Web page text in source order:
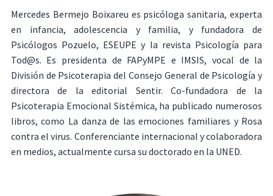
Mercedes Bermejo Boixareu es psicóloga sanitaria, experta
en infancia, adolescencia y familia, y fundadora de
Psicólogos Pozuelo, ESEUPE y la revista Psicología para
Tod@s. Es presidenta de FAPyMPE e IMSIS, vocal de la
División de Psicoterapia del Consejo General de Psicología y
directora de la editorial Sentir. Co-fundadora de la
Psicoterapia Emocional Sistémica, ha publicado numerosos
libros, como La danza de las emociones familiares y Rosa
contra el virus. Conferenciante internacional y colaboradora
en medios, actualmente cursa su doctorado en la UNED.